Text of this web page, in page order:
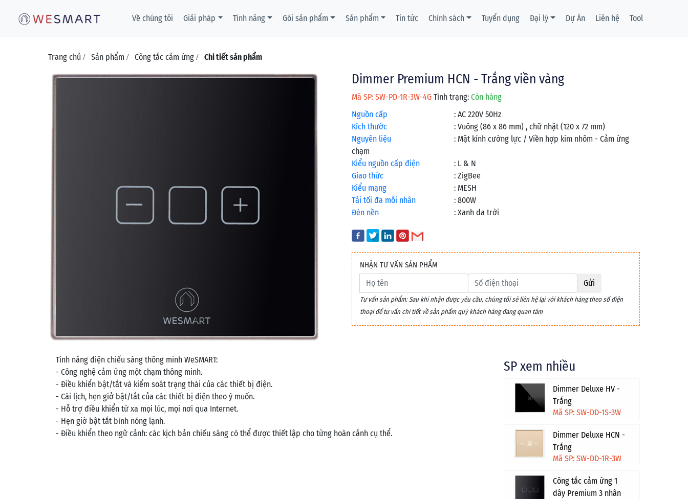
Về chúng tôi Giải pháp Tính năng Gói sản phẩm Sản phẩm Tin tức Chính sách Tuyển dụng Đại lý Dự Án Liên hệ Tool
Trang chủ / Sản phẩm / Công tắc cảm ứng / Chi tiết sản phẩm
Dimmer Premium HCN - Trắng viền vàng
Mã SP: SW-PD-1R-3W-4G Tình trạng: Còn hàng
Nguồn cấp
: AC 220V 50Hz
Kích thước
: Vuông (86 x 86 mm) , chữ nhật (120 x 72 mm)
Nguyên liệu
: Mặt kính cường lực / Viền hợp kim nhôm - Cảm ứng
chạm
Kiểu nguồn cấp điện
: L & N
Giao thức
: ZigBee
Kiểu mạng
: MESH
Tải tối đa mỗi nhân
: 800W
Đèn nền
: Xanh da trời
NHẬN TƯ VẤN SẢN PHẨM
Gửi
Tư vấn sản phẩm: Sau khi nhận được yêu cầu, chúng tôi sẽ liên hệ lại với khách hàng theo số điện
thoại để tư vấn chi tiết về sản phẩm quý khách hàng đang quan tâm
Tính năng điện chiếu sáng thông minh WeSMART:
- Công nghệ cảm ứng một chạm thông minh.
- Điều khiển bật/tắt và kiểm soát trạng thái của các thiết bị điện.
- Cài lịch, hẹn giở bật/tắt của các thiết bị điện theo ý muốn.
- Hỗ trợ điều khiển từ xa mọi lúc, mọi nơi qua Internet.
- Hẹn giờ bật tắt bình nóng lạnh.
- Điều khiển theo ngữ cảnh: các kịch bản chiếu sáng có thể được thiết lập cho từng hoàn cảnh cụ thể.
SP xem nhiều
Dimmer Deluxe HV -
Trắng
Mã SP: SW-DD-1S-3W
Dimmer Deluxe HCN -
Trắng
Mã SP: SW-DD-1R-3W
Công tắc cảm ứng 1
dây Premium 3 nhân